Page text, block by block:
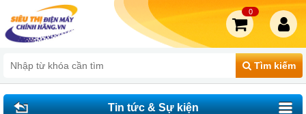
Tìm kiếm
0
Tin tức & Sự kiện